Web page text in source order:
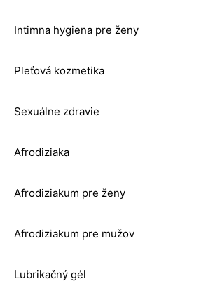
Intimna hygiena pre ženy
Pleťová kozmetika
Sexuálne zdravie
Afrodiziaka
Afrodiziakum pre ženy
Afrodiziakum pre mužov
Lubrikačný gél